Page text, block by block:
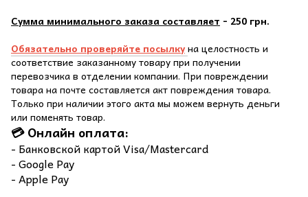
Сумма минимального заказа составляет - 250 грн.
Обязательно проверяйте посылкуна целостность и
соответствие заказанному товару при получении
перевозчика в отделении компании. При повреждении
товара на почте составляется акт повреждения товара.
Только при наличии этого акта мы можем вернуть деньги
или поменять товар.
💳 Онлайн оплата:
- Банковской картой Visa/Mastercard
- Google Pay
- Apple Pay